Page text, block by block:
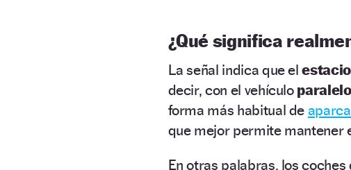
¿Qué significa
La señal indica que el
decir, con el vehículo
forma más habitual de
que mejor permite mantener
En otras palabras, los